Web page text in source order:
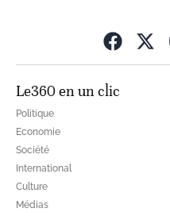
Le360 en un clic
Politique
Economie
Société
International
Culture
Médias